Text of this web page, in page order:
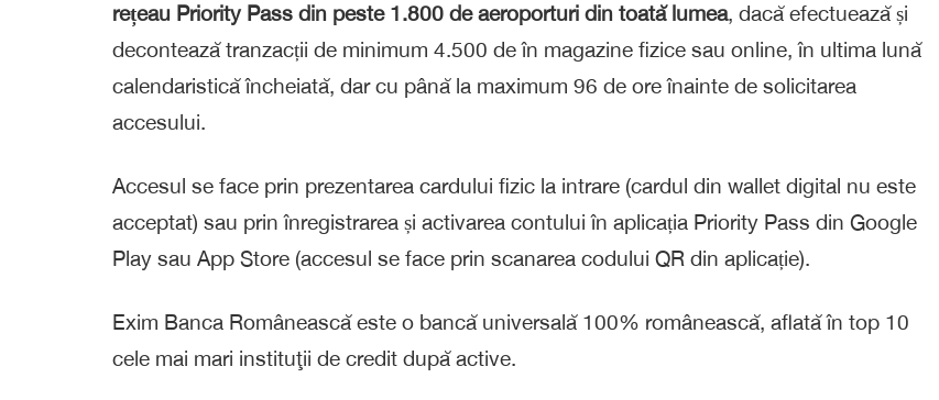
rețeau Priority Pass din peste 1.800 de aeroporturi din toată lumea, dacă efectuează și
decontează tranzacții de minimum 4.500 de în magazine fizice sau online, în ultima lună
calendaristică încheiată, dar cu până la maximum 96 de ore înainte de solicitarea
accesului.
Accesul se face prin prezentarea cardului fizic la intrare (cardul din wallet digital nu este
acceptat) sau prin înregistrarea și activarea contului în aplicația Priority Pass din Google
Play sau App Store (accesul se face prin scanarea codului QR din aplicație).
Exim Banca Românească este o bancă universală 100% românească, aflată în top 10
cele mai mari instituţii de cre­dit după active.